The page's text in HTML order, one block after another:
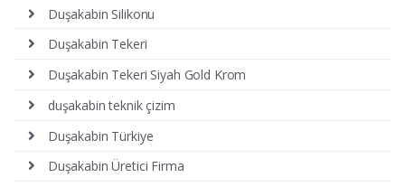
Duşakabin Silikonu
Duşakabin Tekeri
Duşakabin Tekeri Siyah Gold Krom
duşakabin teknik çizim
Duşakabin Türkiye
Duşakabin Üretici Firma